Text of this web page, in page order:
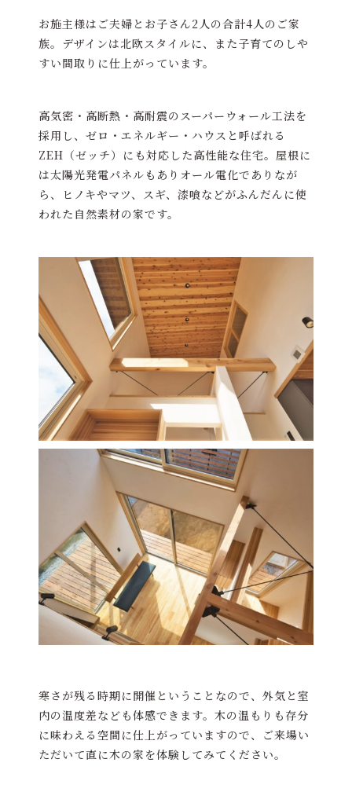
お施主様はご夫婦とお子さん2人の合計4人のご家
族。デザインは北欧スタイルに、また子育てのしや
すい間取りに仕上がっています。
高気密・高断熱・高耐震のスーパーウォール工法を
採用し、ゼロ・エネルギー・ハウスと呼ばれる
ZEH（ゼッチ）にも対応した高性能な住宅。屋根に
は太陽光発電パネルもありオール電化でありなが
ら、ヒノキやマツ、スギ、漆喰などがふんだんに使
われた自然素材の家です。
寒さが残る時期に開催ということなので、外気と室
内の温度差なども体感できます。木の温もりも存分
に味わえる空間に仕上がっていますので、ご来場い
ただいて直に木の家を体験してみてください。